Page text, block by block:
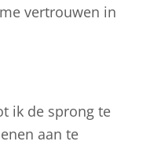
vertrouwen in
ik de sprong te
aan te